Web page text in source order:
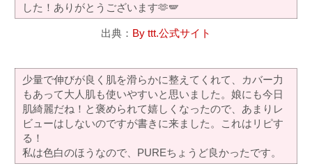
した！ありがとうございます🫶🪽
出典： By ttt.公式サイト
少量で伸びが良く肌を滑らかに整えてくれて、カバー力
もあって大人肌も使いやすいと思いました。娘にも今日
肌綺麗だね！と褒められて嬉しくなったので、あまりレ
ビューはしないのですが書きに来ました。これはリピす
る！
私は色白のほうなので、PUREちょうど良かったです。